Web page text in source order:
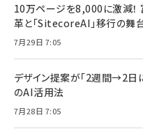
10万ページを8,000に激減！
革と「SitecoreAI」移行の舞
7月29日 7:05
デザイン提案が「2週間→2日
のAI活用法
7月28日 7:05